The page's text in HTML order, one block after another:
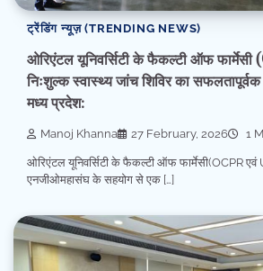
ट्रेंडिंग न्यूज़ (TRENDING NEWS)
ओरिएंटल यूनिवर्सिटी के फैकल्टी ऑफ
निःशुल्क स्वास्थ्य जांच शिविर का
मध्य प्रदेश:
Manoj Khanna 27 February, 2026 1
ओरिएंटल यूनिवर्सिटी के फैकल्टी ऑफ फार्मेसी(OCPR एवं
एनजीओमहासंघ के सहयोग से एक […]